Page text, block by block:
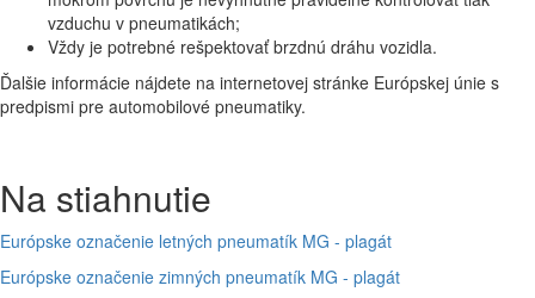
vzduchu v pneumatikách;
Vždy je potrebné rešpektovať brzdnú dráhu vozidla.
Ďalšie informácie nájdete na internetovej stránke Európskej únie s
predpismi pre automobilové pneumatiky.
Na stiahnutie
Európske označenie letných pneumatík MG - plagát
Európske označenie zimných pneumatík MG - plagát